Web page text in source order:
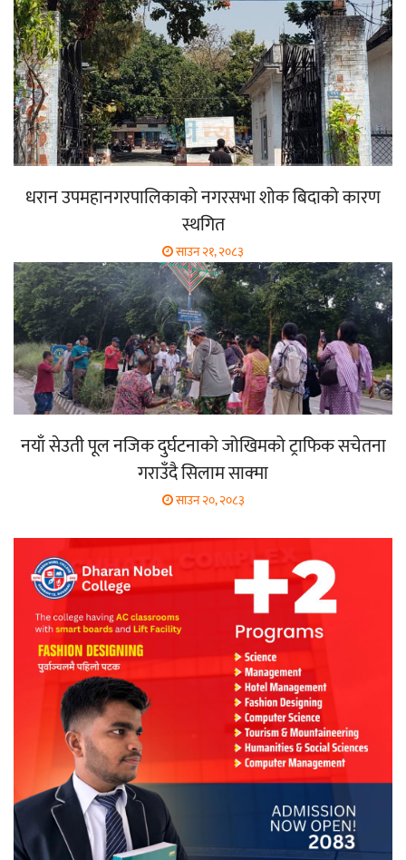
धरान उपमहानगरपालिकाको नगरसभा शोक बिदाको कारण
स्थगित
साउन २१, २०८३
नयाँ सेउती पूल नजिक दुर्घटनाको जोखिमको ट्राफिक सचेतना
गराउँदै सिलाम साक्मा
साउन २०, २०८३